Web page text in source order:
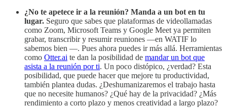
¿No te apetece ir a la reunión? Manda a un bot en tu
lugar. Seguro que sabes que plataformas de videollamadas
como Zoom, Microsoft Teams y Google Meet ya permiten
grabar, transcribir y resumir reuniones —en WATIF lo
sabemos bien —. Pues ahora puedes ir más allá. Herramientas
como Otter.ai te dan la posibilidad de mandar un bot que
asista a la reunión por ti. Un poco distópico, ¿verdad? Esta
posibilidad, que puede hacer que mejore tu productividad,
también plantea dudas. ¿Deshumanizaremos el trabajo hasta
que no necesite humanos? ¿Qué hay de la privacidad? ¿Más
rendimiento a corto plazo y menos creatividad a largo plazo?